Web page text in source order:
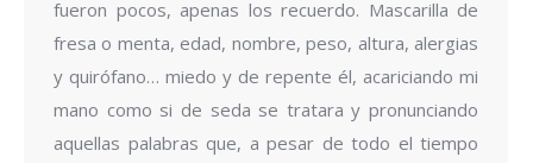
fueron pocos, apenas los recuerdo. Mascarilla de
fresa o menta, edad, nombre, peso, altura, alergias
y quirófano… miedo y de repente él, acariciando mi
mano como si de seda se tratara y pronunciando
aquellas palabras que, a pesar de todo el tiempo